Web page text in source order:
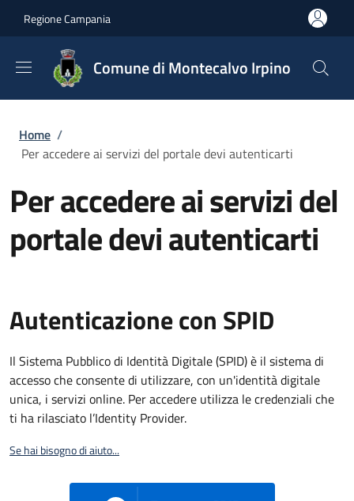
Regione Campania
Comune di Montecalvo Irpino
Briciole di pane
Home /
Per accedere ai servizi del portale devi autenticarti
Per accedere ai servizi del
portale devi autenticarti
Autenticazione con SPID
Il Sistema Pubblico di Identità Digitale (SPID) è il sistema di
accesso che consente di utilizzare, con un'identità digitale
unica, i servizi online. Per accedere utilizza le credenziali che
ti ha rilasciato l’Identity Provider.
Se hai bisogno di aiuto...